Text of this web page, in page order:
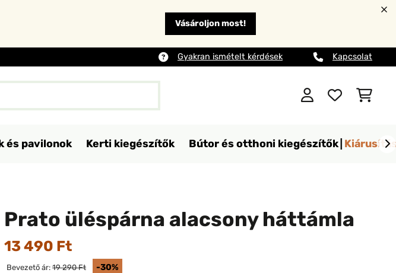
Vásároljon most!
Gyakran ismételt kérdések Kapcsolat
és pavilonok Kerti kiegészítők Bútor és otthoni kiegészítők
Prato üléspárna alacsony háttámla
13 490 Ft
Bevezető ár: 19 290 Ft -30%